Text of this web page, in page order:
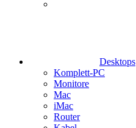
Desktops
Komplett-PC
Monitore
Mac
iMac
Router